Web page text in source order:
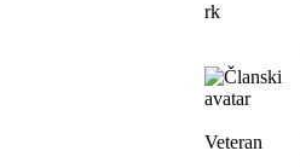
rk
Veteran